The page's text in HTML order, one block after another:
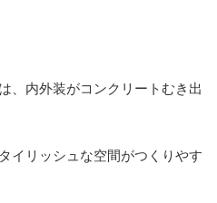
、内外装がコンクリートむき出
イリッシュな空間がつくりやす